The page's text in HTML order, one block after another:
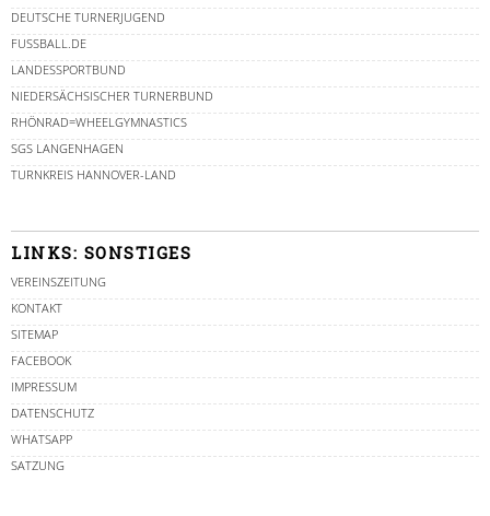
DEUTSCHE TURNERJUGEND
FUSSBALL.DE
LANDESSPORTBUND
NIEDERSÄCHSISCHER TURNERBUND
RHÖNRAD=WHEELGYMNASTICS
SGS LANGENHAGEN
TURNKREIS HANNOVER-LAND
LINKS: SONSTIGES
VEREINSZEITUNG
KONTAKT
SITEMAP
FACEBOOK
IMPRESSUM
DATENSCHUTZ
WHATSAPP
SATZUNG